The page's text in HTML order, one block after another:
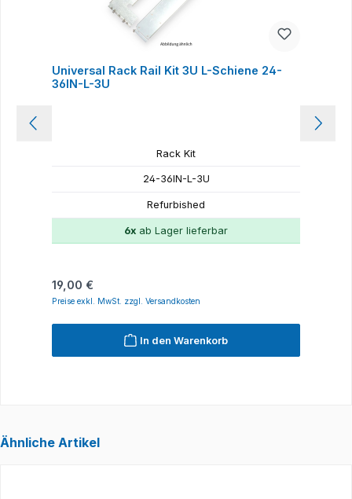
Universal Rack Rail Kit 3U L-Schiene 24-
36IN-L-3U
Rack Kit
24-36IN-L-3U
Refurbished
6x ab Lager lieferbar
Regulärer Preis:
19,00 €
Preise exkl. MwSt. zzgl. Versandkosten
In den Warenkorb
Ähnliche Artikel